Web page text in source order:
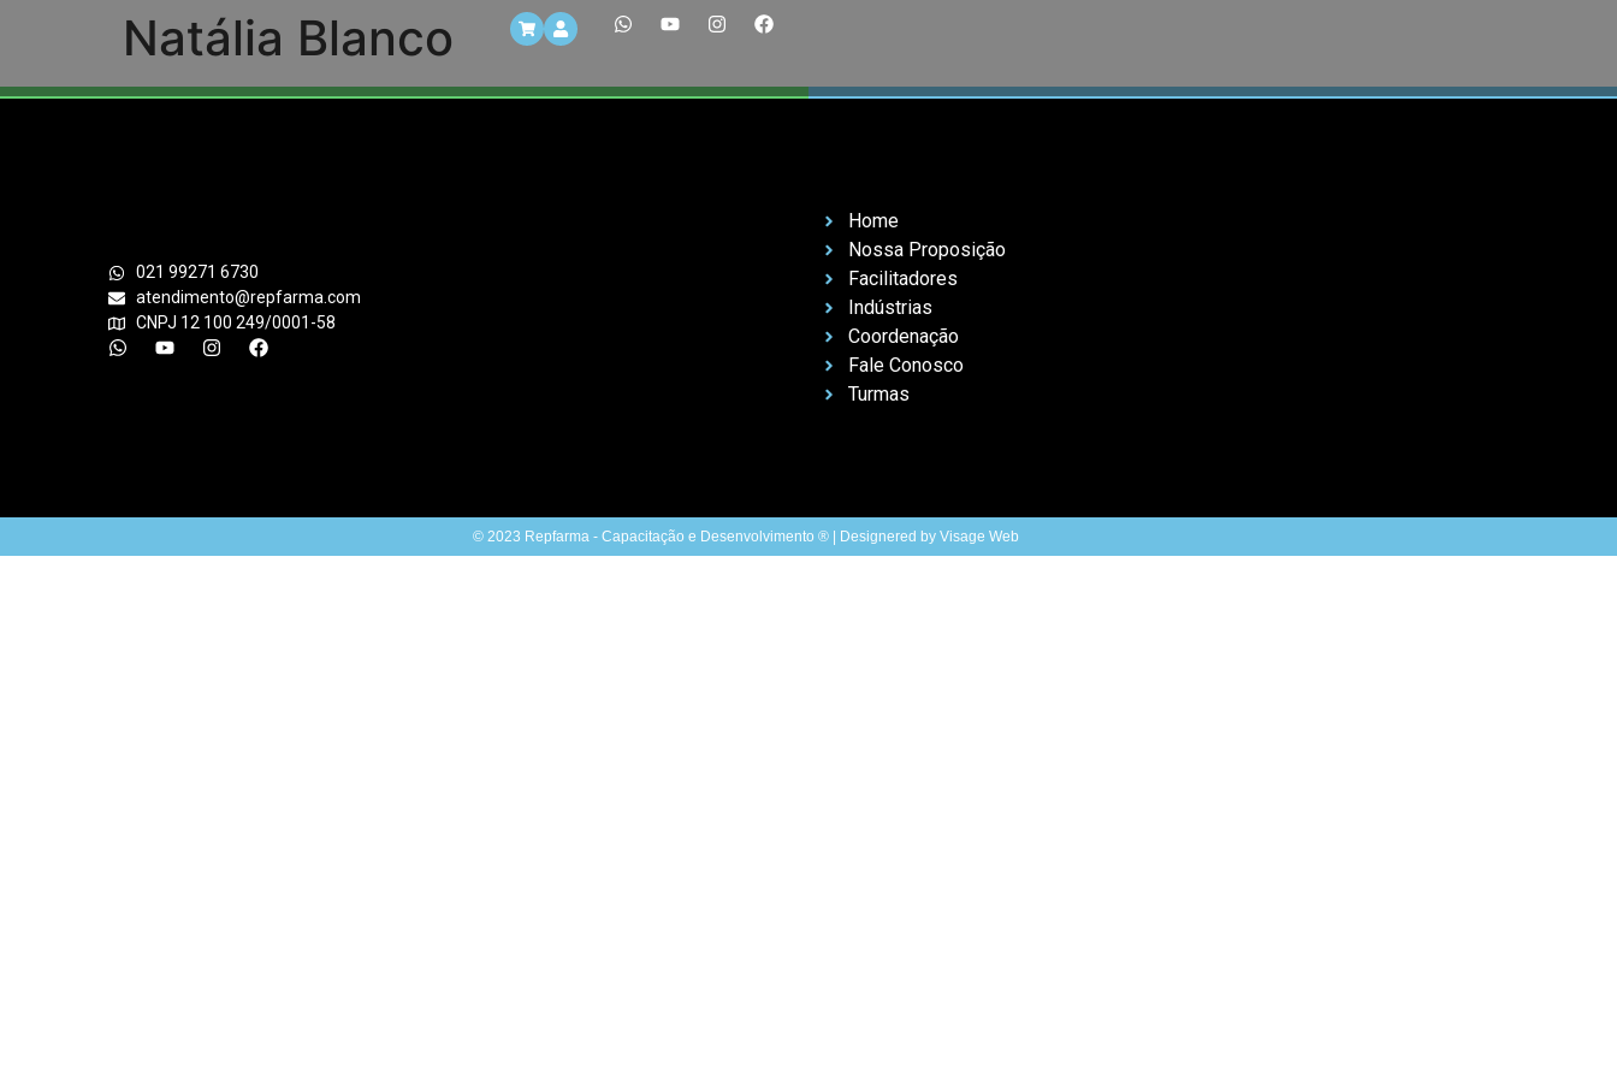
Natália Blanco
021 99271 6730
atendimento@repfarma.com
CNPJ 12 100 249/0001-58
Home
Nossa Proposição
Facilitadores
Indústrias
Coordenação
Fale Conosco
Turmas
© 2023 Repfarma - Capacitação e Desenvolvimento ® | Designered by Visage Web